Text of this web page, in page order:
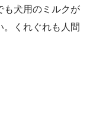
も犬用のミルクが
。くれぐれも人間